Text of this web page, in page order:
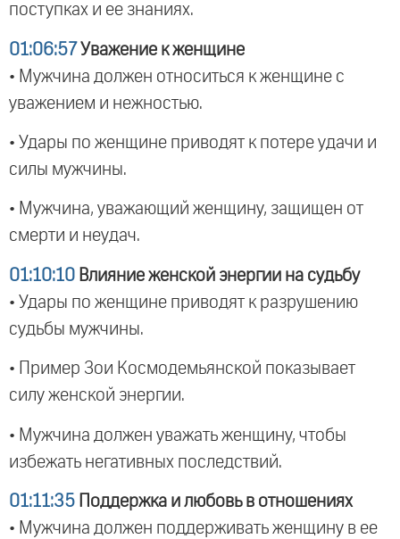
поступках и ее знаниях.
01:06:57 Уважение к женщине
• Мужчина должен относиться к женщине с
уважением и нежностью.
• Удары по женщине приводят к потере удачи и
силы мужчины.
• Мужчина, уважающий женщину, защищен от
смерти и неудач.
01:10:10 Влияние женской энергии на судьбу
• Удары по женщине приводят к разрушению
судьбы мужчины.
• Пример Зои Космодемьянской показывает
силу женской энергии.
• Мужчина должен уважать женщину, чтобы
избежать негативных последствий.
01:11:35 Поддержка и любовь в отношениях
• Мужчина должен поддерживать женщину в ее